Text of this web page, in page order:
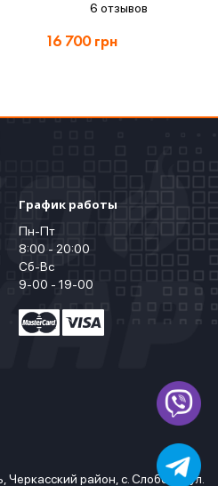
6 отзывов
16 700грн
График работы
Пн-Пт
8:00 - 20:00
Сб-Вс
9-00 - 19-00
Черкасский район, с. Слобода, ул.